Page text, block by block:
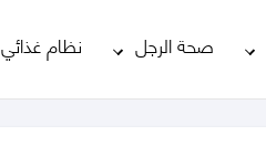
صحة الرجل نظام غذائي